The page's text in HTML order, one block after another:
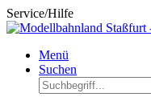
Service/Hilfe
Menü
Suchen